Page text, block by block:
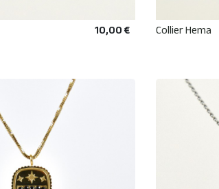
10,00 € Collier Hema